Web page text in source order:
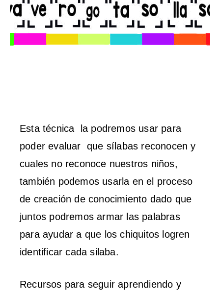
Esta técnica la podremos usar para
poder evaluar que sílabas reconocen y
cuales no reconoce nuestros niños,
también podemos usarla en el proceso
de creación de conocimiento dado que
juntos podremos armar las palabras
para ayudar a que los chiquitos logren
identificar cada silaba.
Recursos para seguir aprendiendo y